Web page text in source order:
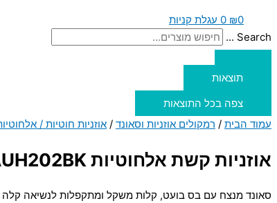
₪0
0 עגלת קניות
Search ...
תוצאות
צפה בכל התוצאות
עמוד הבית / רמקולים אוזניות וסאונד / אוזניות חוטיות /
אוזניות קשת אלחוטיות Philips TAUH202BK – שחור
סאונד מנצח עם בס בועט, קלות משקל ומתקפלות לנשיאה